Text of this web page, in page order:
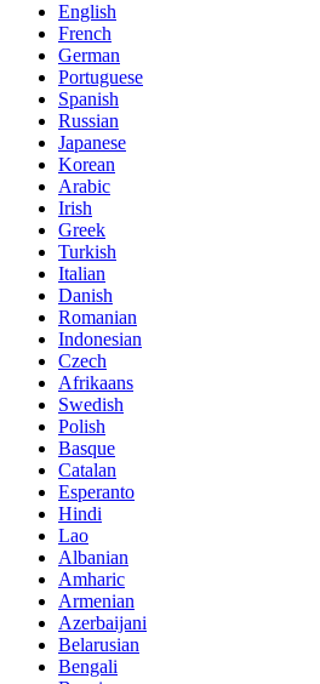
English
French
German
Portuguese
Spanish
Russian
Japanese
Korean
Arabic
Irish
Greek
Turkish
Italian
Danish
Romanian
Indonesian
Czech
Afrikaans
Swedish
Polish
Basque
Catalan
Esperanto
Hindi
Lao
Albanian
Amharic
Armenian
Azerbaijani
Belarusian
Bengali